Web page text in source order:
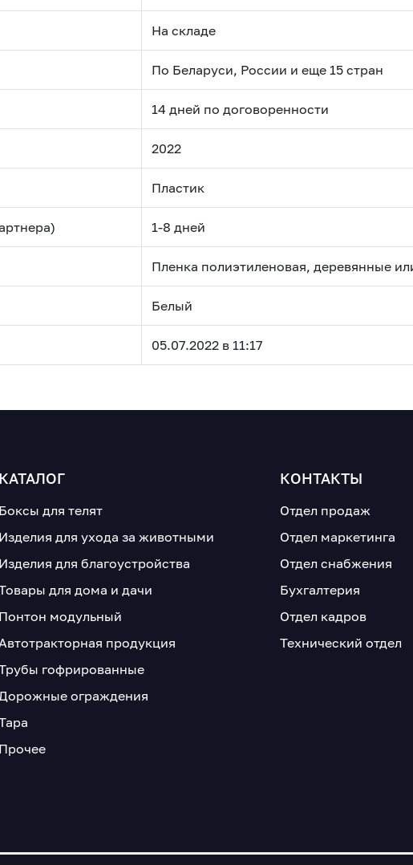
На складе
По Беларуси, России и еще 15 стран
14 дней по договоренности
2022
Пластик
1-8 дней
Пленка полиэтиленовая, деревянные
Белый
05.07.2022 в 11:17
КАТАЛОГ
Боксы для телят
Изделия для ухода за животными
Изделия для благоустройства
для дома и дачи
Понтон модульный
продукция
гофрированные
ограждения
Прочее
КОНТАКТЫ
Отдел продаж
Отдел маркетинга
Отдел снабжения
Бухгалтерия
Отдел кадров
Технический отдел